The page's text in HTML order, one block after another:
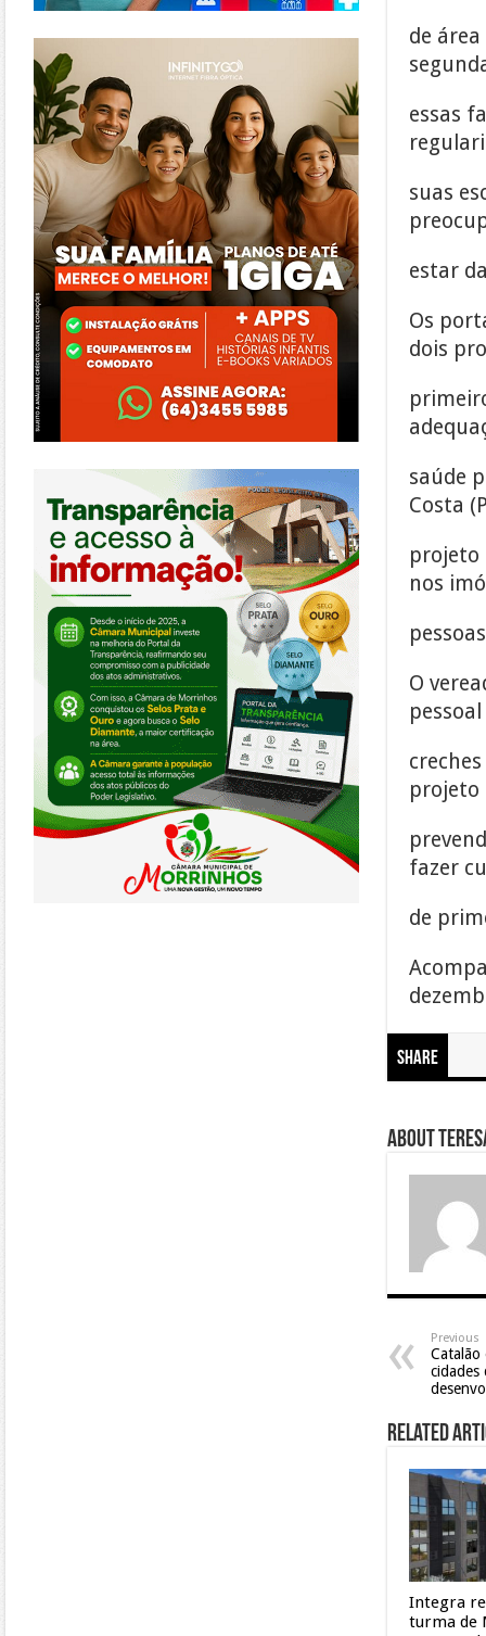
de
essas
suas
estar
Os
dois
saúde
Costa
projeto
nos
O
projeto
fazer
de
Share
About
Previous
Catalão
cidades
Related
Integra
turma de
https://www.infinitygo.com.br/
https://morrinhos.go.leg.br/